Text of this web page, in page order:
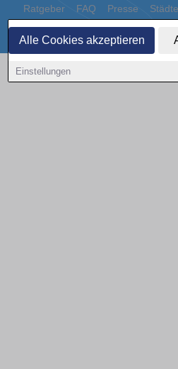
Alle Cookies akzeptieren
Einstellungen
Ratgeber FAQ Presse Städte
Datenschutz
Copyright © 2000 - 2026 | 1A Infosysteme